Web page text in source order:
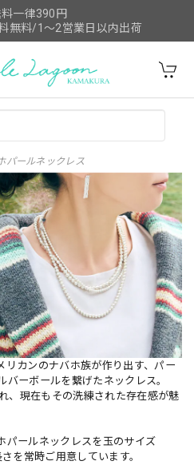
一律390円
無料/1～2営業日以内出荷
パールネックレス
リカンのナバホ族が作り出す、パー
ーボールを繋げたネックレス。
、現在もその洗練された存在感が魅
パールネックレスを玉のサイズ
を常時ご用意しています。